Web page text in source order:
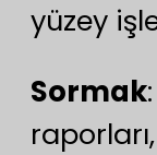
yüzey
Sormak